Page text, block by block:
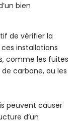
bien
de vérifier la
installations
comme les fuites
carbone, ou les
peuvent causer
d’un